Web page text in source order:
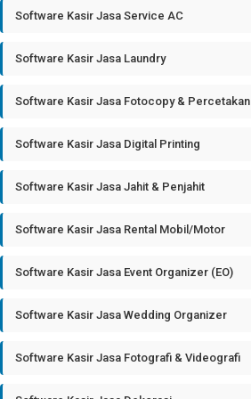
Software Kasir Jasa Service AC
Software Kasir Jasa Laundry
Software Kasir Jasa Fotocopy & Percetakan
Software Kasir Jasa Digital Printing
Software Kasir Jasa Jahit & Penjahit
Software Kasir Jasa Rental Mobil/Motor
Software Kasir Jasa Event Organizer (EO)
Software Kasir Jasa Wedding Organizer
Software Kasir Jasa Fotografi & Videografi